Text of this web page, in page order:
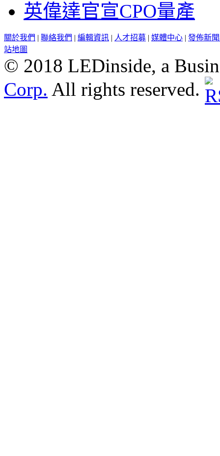
英偉達官宣CPO量產
關於我們 | 聯絡我們 | 編輯資訊 | 人才招募 | 媒體中心 | 發佈新
站地圖
© 2018 LEDinside, a
Corp. All rights reserved.